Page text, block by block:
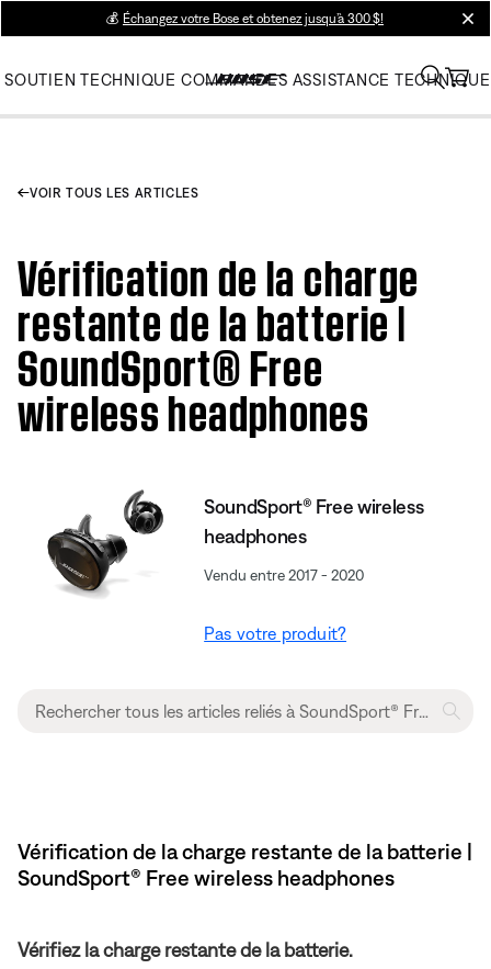
💰 Échangez votre Bose et obtenez jusqu’à 300 $!
SOUTIEN TECHNIQUE COMMANDES ASSISTANCE TECHNIQUE
VOIR TOUS LES ARTICLES
Vérification de la charge
restante de la batterie |
SoundSport® Free
wireless headphones
SoundSport® Free wireless
headphones
Vendu entre 2017 - 2020
Pas votre produit?
Vérification de la charge restante de la batterie |
SoundSport® Free wireless headphones
Vérifiez la charge restante de la batterie.